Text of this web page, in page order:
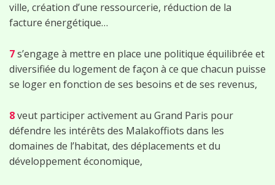
ville, création d’une ressourcerie, réduction de la
facture énergétique…
7s’engage à mettre en place une politique équilibrée et
diversifiée du logement de façon à ce que chacun puisse
se loger en fonction de ses besoins et de ses revenus,
8veut participer activement au Grand Paris pour
défendre les intérêts des Malakoffiots dans les
domaines de l’habitat, des déplacements et du
développement économique,